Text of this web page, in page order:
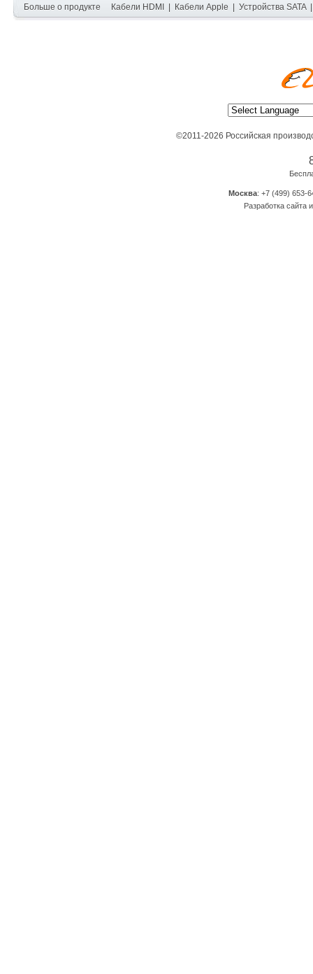
Больше о продукте Кабели HDMI Кабели Apple Устройства SATA
©2011-2026 Российская
Москва: +7 (499) 653-
Разработка сайта